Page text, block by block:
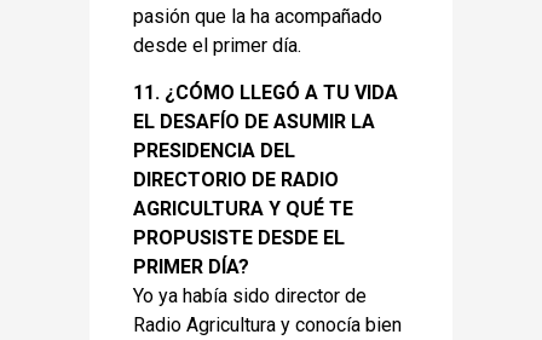
pasión que la ha acompañado
desde el primer día.
11. ¿CÓMO LLEGÓ A TU VIDA
EL DESAFÍO DE ASUMIR LA
PRESIDENCIA DEL
DIRECTORIO DE RADIO
AGRICULTURA Y QUÉ TE
PROPUSISTE DESDE EL
PRIMER DÍA?
Yo ya había sido director de
Radio Agricultura y conocía bien